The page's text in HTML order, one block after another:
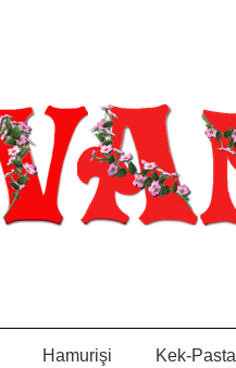
Hamurişi Kek-Pasta